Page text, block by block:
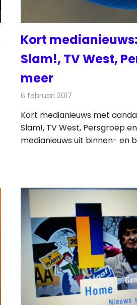
Kort medianieuws:
Slam!, TV West,
meer
6 februari 2017
Kort medianieuws met
Slam!, TV West, Persgroep
medianieuws uit binnen- en